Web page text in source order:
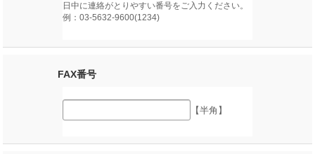
日中に連絡がとりやすい番号をご入力ください。
例：03-5632-9600(1234)
FAX番号
【半角】